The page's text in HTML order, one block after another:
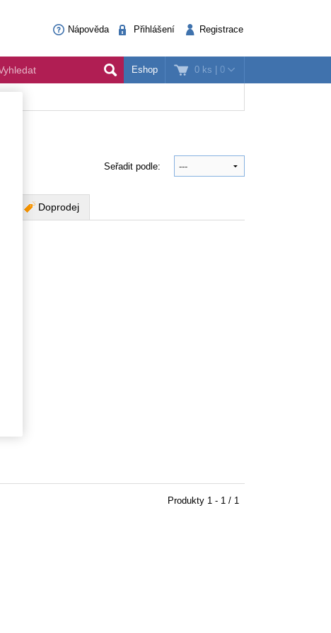
Nápověda Přihlášení Registrace
0 ks | 0
Eshop
Seřadit podle:
Doprodej
Produkty 1 - 1 / 1